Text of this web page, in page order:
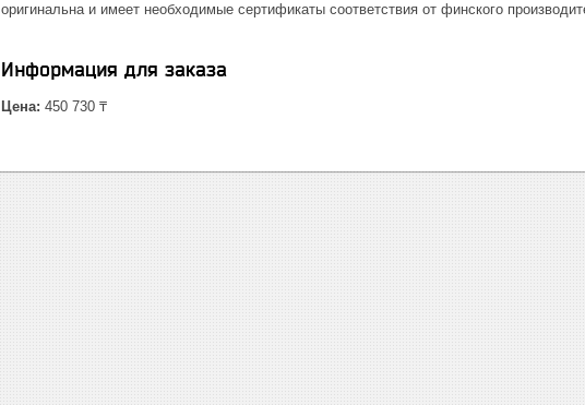
оригинальна и имеет необходимые сертификаты соответствия от финского
Информация для заказа
Цена: 450 730 ₸